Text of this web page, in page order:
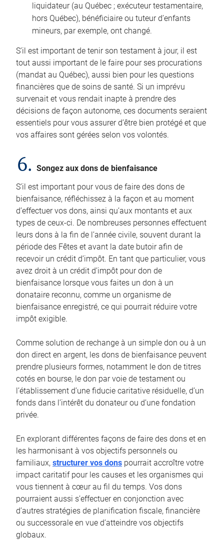
liquidateur (au Québec ; exécuteur testamentaire,
hors Québec), bénéficiaire ou tuteur d’enfants
mineurs, par exemple, ont changé.
S’il est important de tenir son testament à jour, il est
tout aussi important de le faire pour ses procurations
(mandat au Québec), aussi bien pour les questions
financières que de soins de santé. Si un imprévu
survenait et vous rendait inapte à prendre des
décisions de façon autonome, ces documents seraient
essentiels pour vous assurer d’être bien protégé et que
vos affaires sont gérées selon vos volontés.
6. Songez aux dons de bienfaisance
S’il est important pour vous de faire des dons de
bienfaisance, réfléchissez à la façon et au moment
d’effectuer vos dons, ainsi qu’aux montants et aux
types de ceux-ci. De nombreuses personnes effectuent
leurs dons à la fin de l’année civile, souvent durant la
période des Fêtes et avant la date butoir afin de
recevoir un crédit d’impôt. En tant que particulier, vous
avez droit à un crédit d’impôt pour don de
bienfaisance lorsque vous faites un don à un
donataire reconnu, comme un organisme de
bienfaisance enregistré, ce qui pourrait réduire votre
impôt exigible.
Comme solution de rechange à un simple don ou à un
don direct en argent, les dons de bienfaisance peuvent
prendre plusieurs formes, notamment le don de titres
cotés en bourse, le don par voie de testament ou
l’établissement d’une fiducie caritative résiduelle, d’un
fonds dans l’intérêt du donateur ou d’une fondation
privée.
En explorant différentes façons de faire des dons et en
les harmonisant à vos objectifs personnels ou
familiaux, structurer vos dons pourrait accroître votre
impact caritatif pour les causes et les organismes qui
vous tiennent à cœur au fil du temps. Vos dons
pourraient aussi s’effectuer en conjonction avec
d’autres stratégies de planification fiscale, financière
ou successorale en vue d’atteindre vos objectifs
globaux.